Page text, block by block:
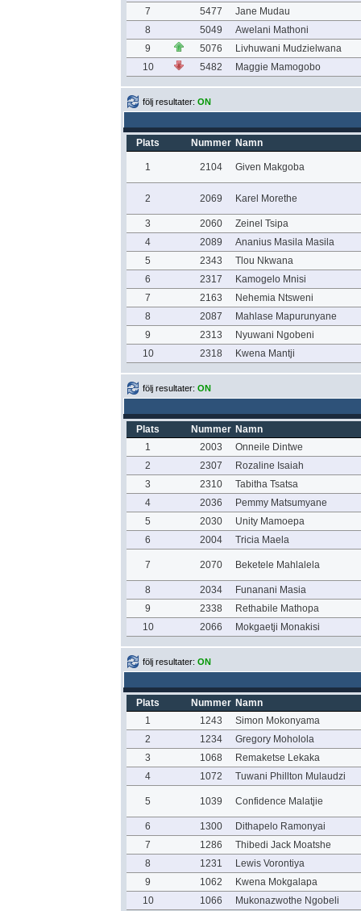
7
5477
Jane Mudau
8
5049
Awelani Mathoni
9
5076
Livhuwani Mudzielwana
10
5482 Maggie Mamogobo
följ resultater: ON
Plats Nummer Namn
1 2104 Given Makgoba
2 2069 Karel Morethe
3 2060
Zeinel Tsipa
4
2089
Ananius Masila Masila
5
2343
Tlou Nkwana
6
2317
Kamogelo Mnisi
7
2163
Nehemia Ntsweni
8
2087
Mahlase Mapurunyane
9
2313
Nyuwani Ngobeni
10
2318 Kwena Mantji
följ resultater: ON
Plats Nummer Namn
1
2003
Onneile Dintwe
2
2307
Rozaline Isaiah
3
2310
Tabitha Tsatsa
4
2036
Pemmy Matsumyane
5
2030
Unity Mamoepa
6
2004 Tricia Maela
7 2070 Beketele Mahlalela
8 2034
Funanani Masia
9
2338
Rethabile Mathopa
10
2066 Mokgaetji Monakisi
följ resultater: ON
Plats Nummer Namn
1
1243
Simon Mokonyama
2
1234
Gregory Moholola
3
1068
Remaketse Lekaka
4
1072 Tuwani Phillton Mulaudzi
5 1039 Confidence Malatjie
6 1300
Dithapelo Ramonyai
7
1286
Thibedi Jack Moatshe
8
1231
Lewis Vorontiya
9
1062
Kwena Mokgalapa
10
1066 Mukonazwothe Ngobeli